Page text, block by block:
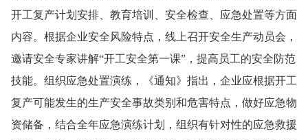
开工复产计划安排、教育培训、安全检查、应急处置等方面
内容。根据企业安全风险特点，线上召开安全生产动员会，
邀请安全专家讲解“开工安全第一课”，提高员工的安全防范
技能。组织应急处置演练，《通知》指出，企业应根据开工
复产可能发生的生产安全事故类别和危害特点，做好应急物
资储备，结合全年应急演练计划，组织有针对性的应急救援